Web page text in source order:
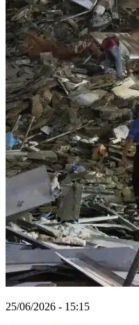
25/06/2026 - 15:15